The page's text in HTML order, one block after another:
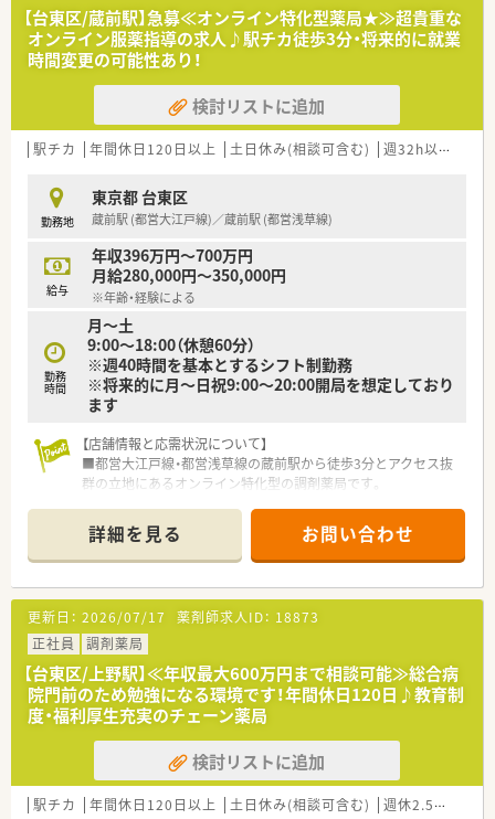
【台東区/蔵前駅】急募≪オンライン特化型薬局★≫超貴重な
オンライン服薬指導の求人♪駅チカ徒歩3分・将来的に就業
時間変更の可能性あり！
検討リストに追加
駅チカ 年間休日120日以上 土日休み(相談可含む) 週32h以上
勤務地
東京都 台東区
蔵前駅 (都営大江戸線)／蔵前駅 (都営浅草線)
給与
年収396万円～700万円
月給280,000円～350,000円
※年齢・経験による
勤務
時間
月～土
9:00～18:00（休憩60分）
※週40時間を基本とするシフト制勤務
※将来的に月～日祝9:00～20:00開局を想定しており
ます
【店舗情報と応需状況について】
■都営大江戸線・都営浅草線の蔵前駅から徒歩3分とアクセス抜
群の立地にあるオンライン特化型の調剤薬局です。
オンライン服薬指導を通じて全国の患者様へ対応しています。
【募集背景と求める人物像について】
■DXの新規事業として2024年2月にオープンしたオンライン特
化型薬局のため、長期的に活躍いただける正社員を定期採用して
います。
■現在の開局時間（月～土9:00～18:00）だけでなく、将来的な月
～日祝9:00～20:00の開局時間に対応可能な方を優先的に求めて
います。
■ICTに抵抗のない方や、新しいオンライン服薬指導のシステム
に積極的に関わりたいという意欲的な薬剤師を歓迎していま
す。
【法人特徴について】
■全国43都道府県に687店舗を展開し、病医院専門の経営コンサ
詳細を見る お問い合わせ
更新日： 2026/07/17 薬剤師求人ID： 18873
正社員
調剤薬局
【台東区/上野駅】≪年収最大600万円まで相談可能≫総合病
院門前のため勉強になる環境です！年間休日120日♪教育制
度・福利厚生充実のチェーン薬局
検討リストに追加
駅チカ 年間休日120日以上 土日休み(相談可含む) 週休2.5日以上